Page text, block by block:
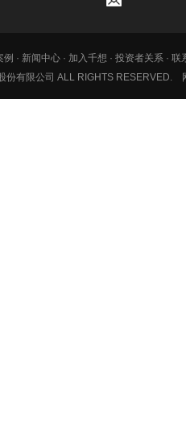
例 · 新闻中心 · 加入千想 · 投资者关系 · 联
份有限公司 ALL RIGHTS RESERVED.